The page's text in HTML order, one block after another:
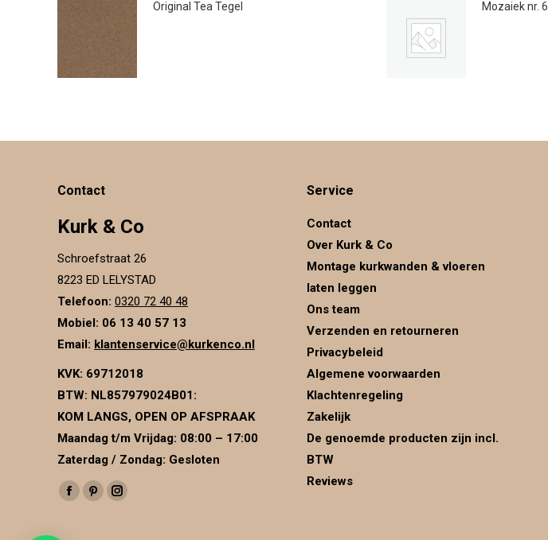
Original Tea Tegel Mozaiek nr. 6
Contact
Kurk & Co
Schroefstraat 26
8223 ED LELYSTAD
Telefoon: 0320 72 40 48
Mobiel: 06 13 40 57 13
Email: klantenservice@kurkenco.nl
KVK: 69712018
BTW: NL857979024B01 :
KOM LANGS, OPEN OP AFSPRAAK
Maandag t/m Vrijdag: 08:00 – 17:00
Zaterdag / Zondag: Gesloten
Vind ons op:
Facebook
PinterestInstagram
Service
Contact
Over Kurk & Co
Montage kurkwanden & vloeren
laten leggen
Ons team
Verzenden en retourneren
Privacybeleid
Algemene voorwaarden
Klachtenregeling
Zakelijk
De genoemde producten zijn incl.
BTW
Reviews